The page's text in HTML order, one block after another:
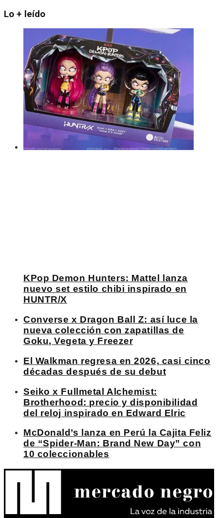
Lo + leído
KPop Demon Hunters: Mattel lanza
nuevo set estilo chibi inspirado en
HUNTR/X
Converse x Dragon Ball Z: así luce la
nueva colección con zapatillas de
Goku, Vegeta y Freezer
El Walkman regresa en 2026, casi cinco
décadas después de su debut
Seiko x Fullmetal Alchemist:
Brotherhood: precio y disponibilidad
del reloj inspirado en Edward Elric
McDonald’s lanza en Perú la Cajita Feliz
de “Spider-Man: Brand New Day” con
10 coleccionables